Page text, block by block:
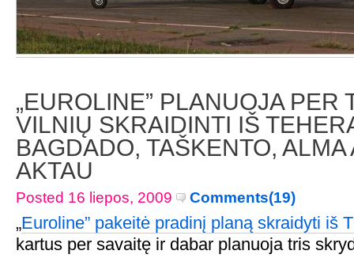
„EUROLINE” PLANUOJA PER
VILNIŲ SKRAIDINTI IŠ
BAGDADO, TAŠKENTO, ALMA
AKTAU
Posted 16 liepos, 2009 Comments(19)
„Euroline” pakeitė pradinį planą skraidyti iš
kartus per savaitę ir dabar planuoja tris